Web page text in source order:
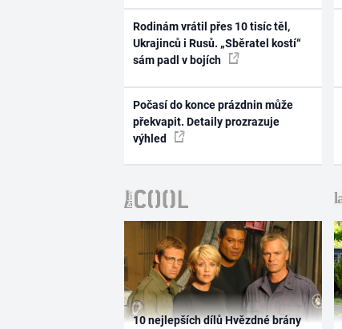
Rodinám vrátil přes 10 tisíc těl,
Ukrajinců i Rusů. „Sběratel kostí“
sám padl v bojích
Počasí do konce prázdnin může
překvapit. Detaily prozrazuje
výhled
10 nejlepších dílů Hvězdné brány